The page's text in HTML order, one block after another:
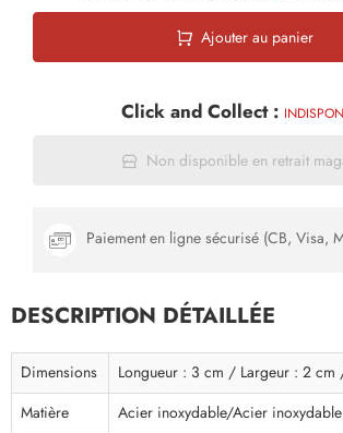
Ajouter au panier
Click and Collect :
Non disponible en retrait
Paiement en ligne sécurisé (CB, Visa,
DESCRIPTION DÉTAILLÉE
Dimensions
Longueur : 3 cm / Largeur : 2 cm
Matière
Acier inoxydable/Acier inoxydable